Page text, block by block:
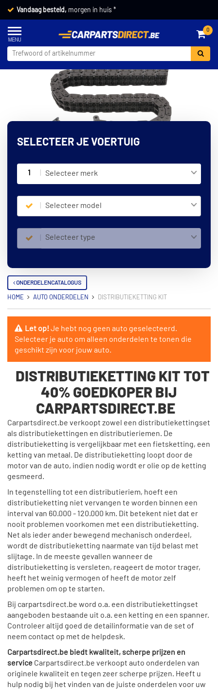
Vandaag besteld, morgen in huis *
0
SELECTEER JE VOERTUIG
1 Selecteer merk
Selecteer model
Selecteer type
ONDERDELENCATALOGUS
HOME AUTO ONDERDELEN DISTRIBUTIEKETTING KIT
Let op!Je hebt nog geen auto geselecteerd.
Selecteer je auto om alleen onderdelen te tonen die
geschikt zijn voor jouw auto.
DISTRIBUTIEKETTING KIT TOT
40% GOEDKOPER BIJ
CARPARTSDIRECT.BE
Carpartsdirect.be verkoopt zowel een distributiekettingset
als distributiekettingen en distributieriemen. De
distributieketting is vergelijkbaar met een fietsketting, een
ketting van metaal. De distributieketting loopt door de
motor van de auto, indien nodig wordt er olie op de ketting
gesmeerd.
In tegenstelling tot een distributieriem, hoeft een
distributieketting niet vervangen te worden binnen een
interval van 60.000 - 120.000 km. Dit betekent niet dat er
nooit problemen voorkomen met een distributieketting.
Net als ieder ander bewegend mechanisch onderdeel,
wordt de distributieketting naarmate van tijd belast met
slijtage. In de meeste gevallen wanneer de
distributieketting is versleten, reageert de motor trager,
heeft het weinig vermogen of heeft de motor zelf
problemen om op te starten.
Bij carpartsdirect.be word o.a. een distributiekettingset
aangeboden bestaande uit o.a. een ketting en een spanner.
Controleer altijd goed de detailinformatie van de set of
neem contact op met de helpdesk.
Carpartsdirect.be biedt kwaliteit, scherpe prijzen en
service Carpartsdirect.be verkoopt auto onderdelen van
originele kwaliteit en tegen zeer scherpe prijzen. Heeft u
hulp nodig bij het vinden van de juiste onderdelen voor uw